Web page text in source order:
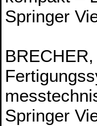
Springer
Springer